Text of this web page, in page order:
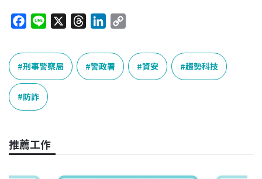
c
e
b
o
o
n
e
r
e
a
n
k
e
y
刑事警察局 警政署 資安 趨勢科技
防詐
推薦工作